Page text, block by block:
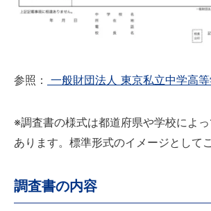
参照： 一般財団法人 東京私立中学高
※調査書の様式は都道府県や学校によ
あります。標準形式のイメージとして
調査書の内容